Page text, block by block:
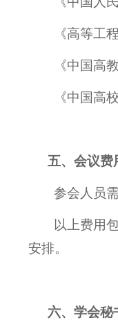
《高等工
《中国高
《中国高
五、会议费
参会人员
以上费用
安排。
六、学会秘